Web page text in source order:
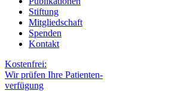
Stiftung
Mitgliedschaft
Spenden
Kontakt
Kostenfrei:
Wir prüfen Ihre Patienten-
verfügung